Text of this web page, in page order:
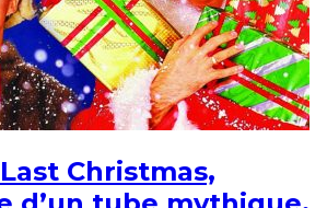
Christmas,